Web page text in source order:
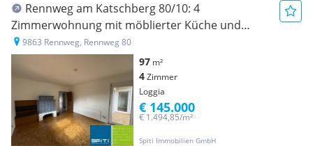
Rennweg am Katschberg 80/10: 4
Zimmerwohnung mit möblierter Küche und
Loggia im 2. OG
9863 Rennweg, Rennweg 80
97 m²
4Zimmer
Loggia
Spiti Immobilien GmbH
€ 1.494,85/m²
€ 145.000